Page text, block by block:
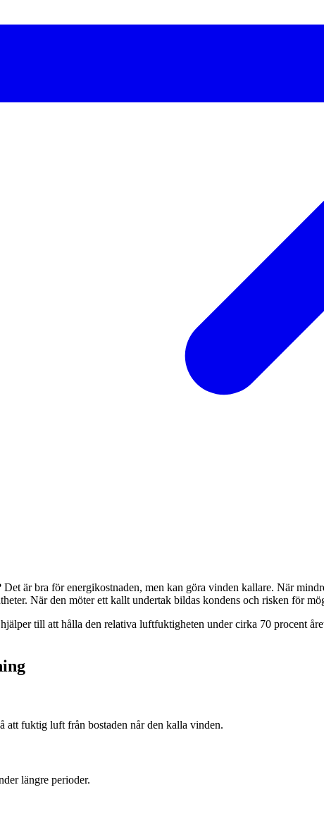
är bra för energikostnaden, men kan göra vinden kallare. När
När den möter ett kallt undertak bildas kondens och risken för
till att hålla den relativa luftfuktigheten under cirka 70 procent
att fuktig luft från bostaden når den kalla vinden.
längre perioder.